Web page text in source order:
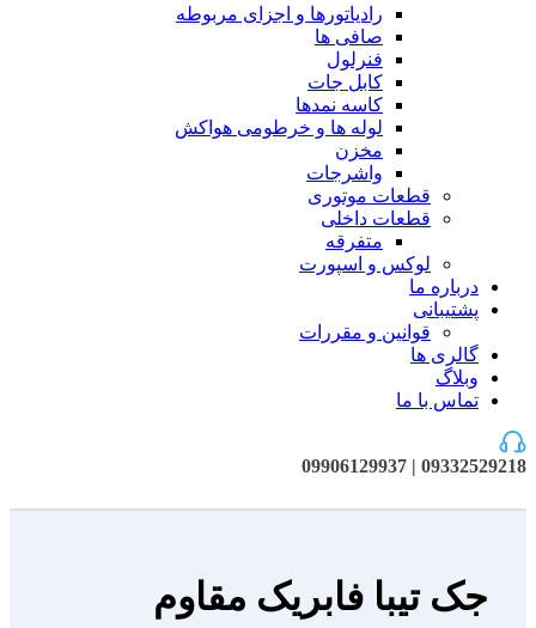
رادیاتورها و اجزای مربوطه
صافی ها
فنرلول
کابل جات
کاسه نمدها
لوله ها و خرطومی هواکش
مخزن
واشرجات
قطعات موتوری
قطعات داخلی
متفرقه
لوکس و اسپورت
درباره ما
پشتیبانی
قوانین و مقررات
گالری ها
وبلاگ
تماس با ما
09332529218 | 09906129937
جک تیبا فابریک مقاوم